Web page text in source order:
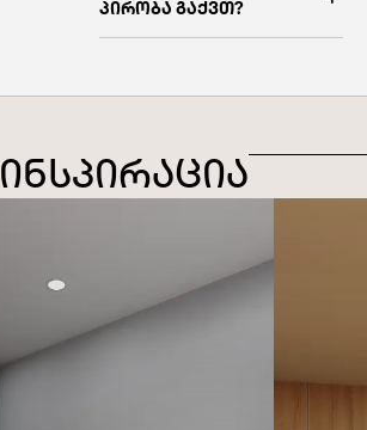
პირობა გაქვთ?
ინსპირაცია